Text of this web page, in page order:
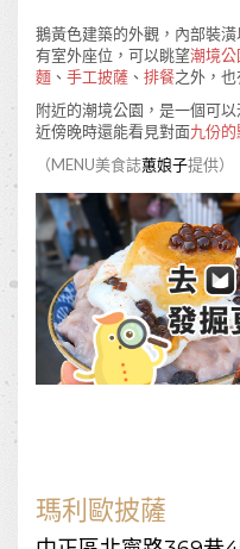
鵝黃色建築的外觀，內部裝
有室外座位，可以眺望潮境公
麵 、 手工披薩 、 排餐之外，也
附近的潮境公園，是一個可
近傍晚時還能看見對面九份
（MENU美食誌蕙娘子提供）
瑪利歐披薩